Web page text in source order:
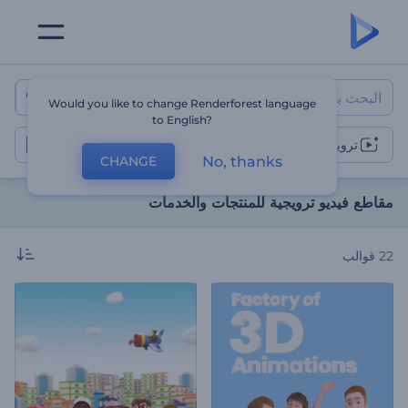
مقاطع فيديو ترويجية للمنتجات
ترويج المنتج أو الخدمة
مقاطع فيديو ترويجية للمنتجات والخدمات
22 قوالب
Would you like to change Renderforest language
to English?
CHANGE No, thanks